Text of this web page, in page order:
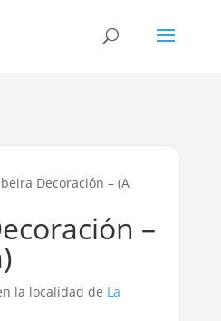
Decoración – (A
–
la localidad de La